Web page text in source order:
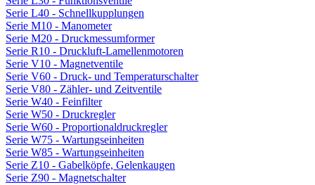
Serie L40 - Schnellkupplungen
Serie M10 - Manometer
Serie M20 - Druckmessumformer
Serie R10 - Druckluft-Lamellenmotoren
Serie V10 - Magnetventile
Serie V60 - Druck- und Temperaturschalter
Serie V80 - Zähler- und Zeitventile
Serie W40 - Feinfilter
Serie W50 - Druckregler
Serie W60 - Proportionaldruckregler
Serie W75 - Wartungseinheiten
Serie W85 - Wartungseinheiten
Serie Z10 - Gabelköpfe, Gelenkaugen
Serie Z90 - Magnetschalter